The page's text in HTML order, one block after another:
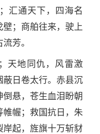
汇通天下，四海名
；商舶往来，驶上
芳。
天地同仇，风雷激
蔽日卷太行。赤县沉
悬，苍生血泪盼朝
帷幄；救国抗日，朱
起，旌旗十万斩豺